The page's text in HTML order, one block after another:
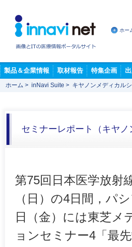
ホー
製品＆企業情報 取材報告 特集企画
ホーム > inNavi Suite > キヤノンメディカル
セミナーレポート（キヤ
第75回日本医学放射
（日）の4日間，パ
日（金）には東芝メ
ョンセミナー4「最